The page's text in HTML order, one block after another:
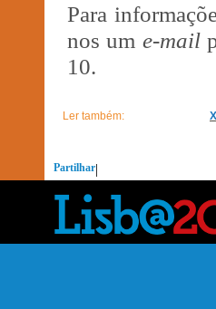
Para
nos um e-mail
10.
Ler também:
Partilhar|